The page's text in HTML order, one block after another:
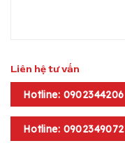
Liên hệ tư vấn
Hotline: 0902344206
Hotline: 0902349072